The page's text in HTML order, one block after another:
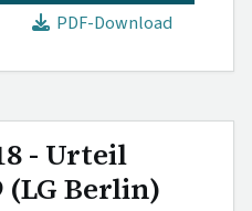
PDF-Download
- Urteil
(LG Berlin)